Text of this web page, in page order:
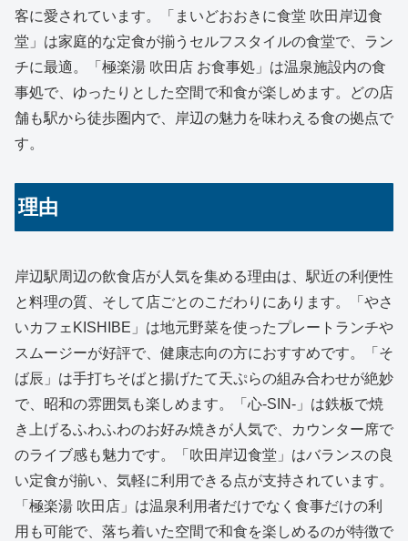
客に愛されています。「まいどおおきに食堂 吹田岸辺食
堂」は家庭的な定食が揃うセルフスタイルの食堂で、ラン
チに最適。「極楽湯 吹田店 お食事処」は温泉施設内の食
事処で、ゆったりとした空間で和食が楽しめます。どの店
舗も駅から徒歩圏内で、岸辺の魅力を味わえる食の拠点で
す。
理由
岸辺駅周辺の飲食店が人気を集める理由は、駅近の利便性
と料理の質、そして店ごとのこだわりにあります。「やさ
いカフェKISHIBE」は地元野菜を使ったプレートランチや
スムージーが好評で、健康志向の方におすすめです。「そ
ば辰」は手打ちそばと揚げたて天ぷらの組み合わせが絶妙
で、昭和の雰囲気も楽しめます。「心‐SIN‐」は鉄板で焼
き上げるふわふわのお好み焼きが人気で、カウンター席で
のライブ感も魅力です。「吹田岸辺食堂」はバランスの良
い定食が揃い、気軽に利用できる点が支持されています。
「極楽湯 吹田店」は温泉利用者だけでなく食事だけの利
用も可能で、落ち着いた空間で和食を楽しめるのが特徴で